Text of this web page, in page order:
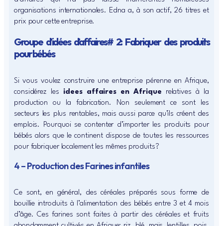
organisations internationales. Edna a, à son actif, 26 titres et
prix pour cette entreprise.
Groupe d’idées d’affaires# 2: Fabriquer des produits
pour bébés
Si vous voulez construire une entreprise pérenne en Afrique,
considérez les idees affaires en Afrique relatives à la
production ou la fabrication. Non seulement ce sont les
secteurs les plus rentables, mais aussi parce qu’ils créent des
emplois. Pourquoi se contenter d’importer les produits pour
bébés alors que le continent dispose de toutes les ressources
pour fabriquer localement les mêmes produits?
4 – Production des Farines infantiles
Ce sont, en général, des céréales préparés sous forme de
bouillie introduits à l’alimentation des bébés entre 3 et 4 mois
d’âge. Ces farines sont faites à partir des céréales et fruits